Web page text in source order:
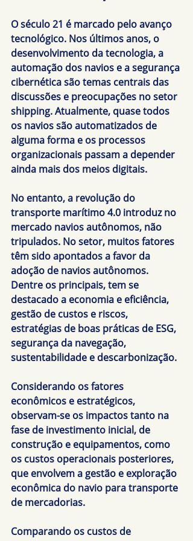
O século 21 é marcado pelo avanço
tecnológico. Nos últimos anos, o
desenvolvimento da tecnologia, a
automação dos navios e a segurança
cibernética são temas centrais das
discussões e preocupações no setor
shipping. Atualmente, quase todos
os navios são automatizados de
alguma forma e os processos
organizacionais passam a depender
ainda mais dos meios digitais.
No entanto, a revolução do
transporte marítimo 4.0 introduz no
mercado navios autônomos, não
tripulados. No setor, muitos fatores
têm sido apontados a favor da
adoção de navios autônomos.
Dentre os principais, tem se
destacado a economia e eficiência,
gestão de custos e riscos,
estratégias de boas práticas de ESG,
segurança da navegação,
sustentabilidade e descarbonização.
Considerando os fatores
econômicos e estratégicos,
observam-se os impactos tanto na
fase de investimento inicial, de
construção e equipamentos, como
os custos operacionais posteriores,
que envolvem a gestão e exploração
econômica do navio para transporte
de mercadorias.
Comparando os custos de